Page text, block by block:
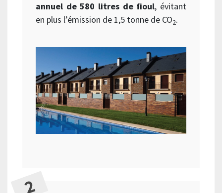
annuel de 580 litres de fioul, évitant
en plus l’émission de 1,5 tonne de CO2.